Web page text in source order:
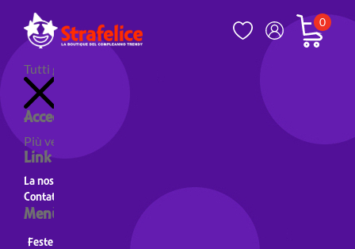
0
Tutti gli articoli
Accedi al tuo account
Più venduti Nuovi prodotti
Link utili
La nostra storia
Contatti
Menù principale
Feste a Tema Feste a tema Colori